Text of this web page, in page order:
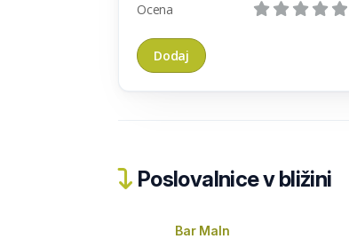
Ocena
Poslovalnice v bližini
Bar Maln